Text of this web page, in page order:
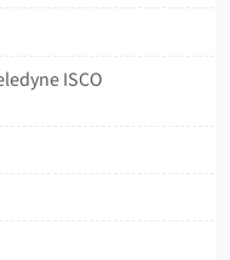
ISCO